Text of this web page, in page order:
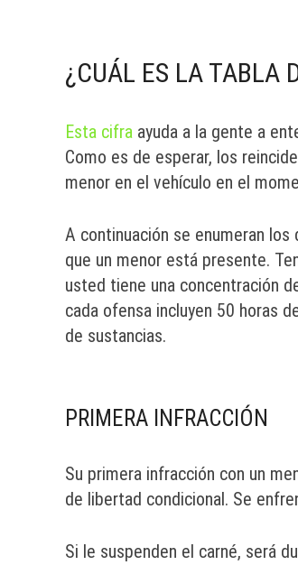
¿CUÁL ES LA TABLA
Esta cifra ayuda a la gente a
Como es de esperar, los
menor en el vehículo en el
A continuación se enumeran
que un menor está presente.
usted tiene una concentración
cada ofensa incluyen 50 horas
de sustancias.
PRIMERA INFRACCIÓN
Su primera infracción con un
de libertad condicional. Se
Si le suspenden el carné, será